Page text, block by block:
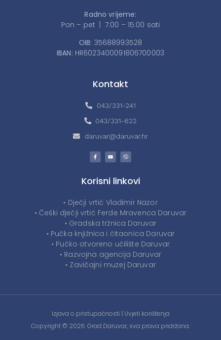
Radno vrijeme:
Pon – pet | 7:00 – 15:00 sati
OIB: 35688993528
IBAN: HR6023400091806700003
Kontakt
043/331-241
043/331-622
daruvar@daruvar.hr
Korisni linkovi
• Dječji vrtić Vladimir Nazor
• Češki dječji vrtić Ferde Mravenca Daruvar
• Gradska tržnica Daruvar
• Pučka knjižnica i čitaonica Daruvar
• Pučko otvoreno učilište Daruvar
• Razvojna agencija Daruvar
• Zavičajni muzej Daruvar
Izjava o pristupačnosti | Uvjeti korištenja
Copyright © 2026. Grad Daruvar, sva prava pridržana.